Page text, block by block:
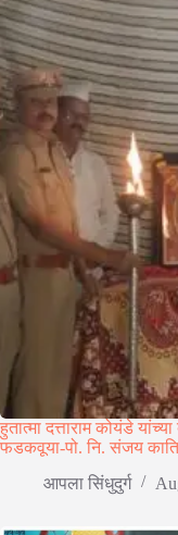
हुतात्मा दत्ताराम कोयंडे
फडकवूया-पो. नि. संजय
आपला सिंधुदुर्ग